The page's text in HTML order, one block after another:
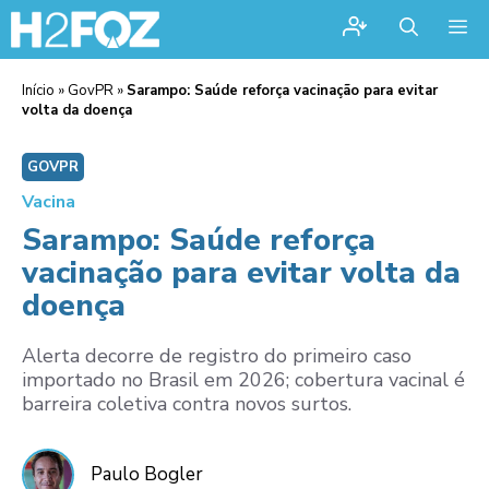
Início » GovPR » Sarampo: Saúde reforça vacinação para evitar
volta da doença
GOVPR
Vacina
Sarampo: Saúde reforça
vacinação para evitar volta da
doença
Alerta decorre de registro do primeiro caso
importado no Brasil em 2026; cobertura vacinal é
barreira coletiva contra novos surtos.
Paulo Bogler